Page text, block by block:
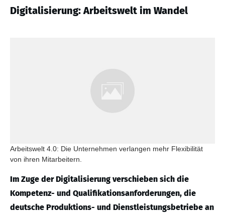
Digitalisierung: Arbeitswelt im Wandel
Arbeitswelt 4.0: Die Unternehmen verlangen mehr Flexibilität
von ihren Mitarbeitern.
Im Zuge der Digitalisierung verschieben sich die
Kompetenz- und Qualifikationsanforderungen, die
deutsche Produktions- und Dienstleistungsbetriebe an